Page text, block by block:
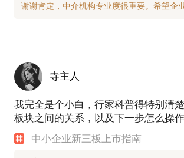
寺主人
我完全是个小白，行家科普得特别清
板块之间的关系，以及下一步怎么操
中小企业新三板上市指南